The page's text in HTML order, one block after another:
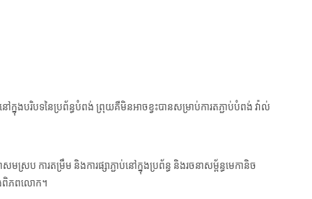
ៅក្នុងបរិបទនៃប្រព័ន្ធបំពង់ ព្រុយគឺមិនអាចខ្វះបានសម្រាប់ការតភ្ជាប់បំពង់ វ៉ាល់
ប ការតម្រឹម និងការផ្សាភ្ជាប់នៅក្នុងប្រព័ន្ធ និងរចនាសម្ព័ន្ធមេកានិច
ងពិភពលោក។